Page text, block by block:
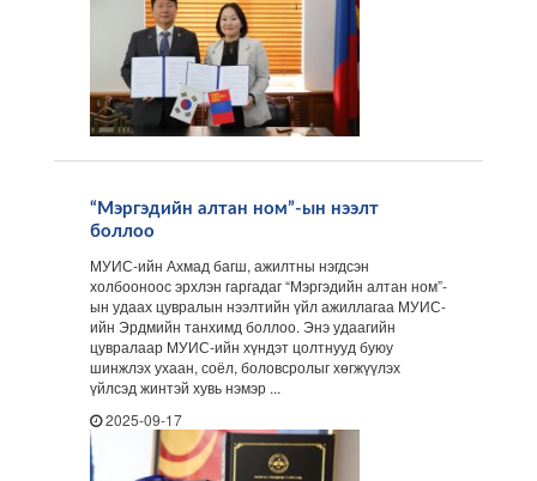
“Мэргэдийн алтан ном”-ын нээлт
боллоо
МУИС-ийн Ахмад багш, ажилтны нэгдсэн
холбооноос эрхлэн гаргадаг “Мэргэдийн алтан ном”-
ын удаах цувралын нээлтийн үйл ажиллагаа МУИС-
ийн Эрдмийн танхимд боллоо. Энэ удаагийн
цувралаар МУИС-ийн хүндэт цолтнууд буюу
шинжлэх ухаан, соёл, боловсролыг хөгжүүлэх
үйлсэд жинтэй хувь нэмэр ...
2025-09-17